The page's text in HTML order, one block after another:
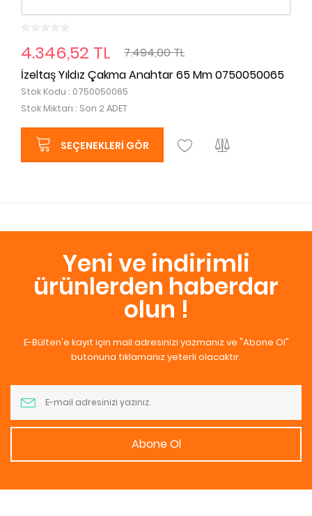
4.346,52 TL
7.494,00 TL
İzeltaş Yıldız Çakma Anahtar 65 Mm 0750050065
Stok Kodu : 0750050065
Stok Miktarı : Son 2 ADET
SEÇENEKLERI GÖR
Yeni ve indirimli
ürünlerden haberdar
olun !
E-Bülten'e kayıt için mail adresinizi yazmanız ve "Abone Ol"
butonuna tıklamanız yeterli olacaktır.
Abone Ol